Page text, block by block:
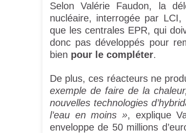
Selon Valérie Faudon, la
nucléaire, interrogée par
que les centrales EPR, qui
donc pas développés pour
bien pour le compléter.
De plus, ces réacteurs ne
exemple de faire de la
nouvelles technologies
l’eau en moins », explique
enveloppe de 50 millions